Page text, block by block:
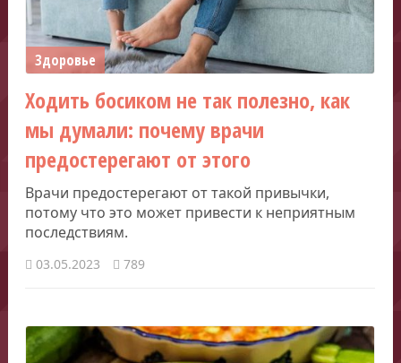
Здоровье
Ходить босиком не так полезно, как
мы думали: почему врачи
предостерегают от этого
Врачи предостерегают от такой привычки,
потому что это может привести к неприятным
последствиям.
03.05.2023 789